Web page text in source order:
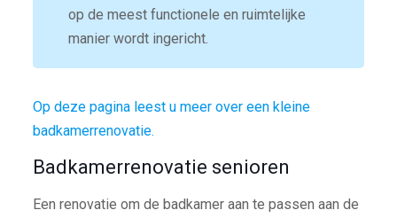
op de meest functionele en ruimtelijke
manier wordt ingericht.
Op deze pagina leest u meer over een kleine
badkamerrenovatie.
Badkamerrenovatie senioren
Een renovatie om de badkamer aan te passen aan de